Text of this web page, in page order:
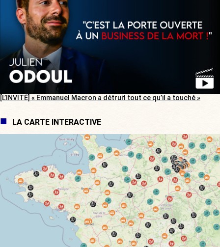
[L’INVITÉ] « Emmanuel Macron a détruit tout ce qu’il a touché »
LA CARTE INTERACTIVE